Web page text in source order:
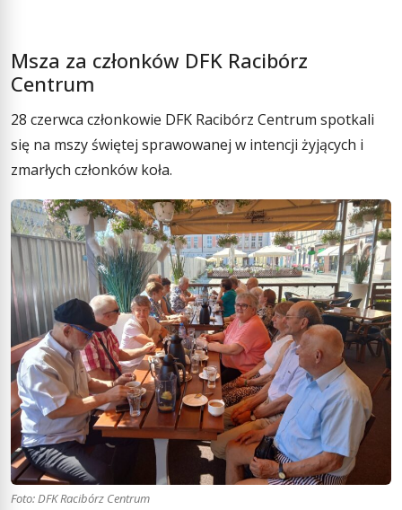
Msza za członków DFK Racibórz
Centrum
28 czerwca członkowie DFK Racibórz Centrum spotkali
się na mszy świętej sprawowanej w intencji żyjących i
zmarłych członków koła.
Foto: DFK Racibórz Centrum